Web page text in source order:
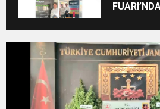
BAŞLADI